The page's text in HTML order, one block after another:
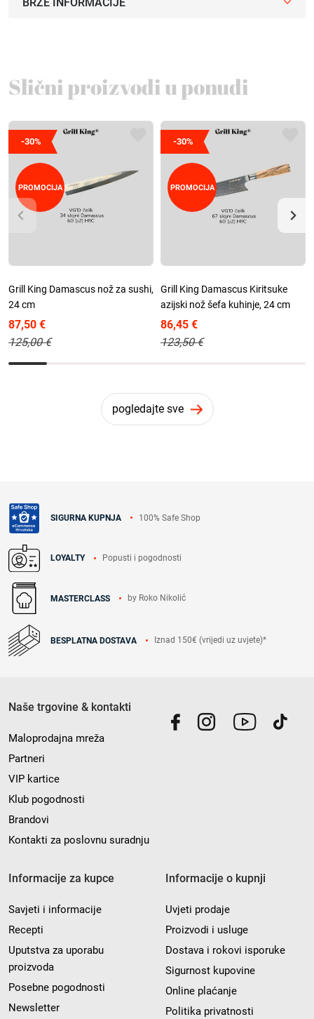
Slični proizvodi u ponudi
-30%
PROMOCIJA
Grill King Damascus nož za sushi,
24 cm
87,50 €
125,00 €
-30%
PROMOCIJA
Grill King Damascus Kiritsuke
azijski nož šefa kuhinje, 24 cm
86,45 €
123,50 €
pogledajte sve
SIGURNA KUPNJA 100% Safe Shop
LOYALTY Popusti i pogodnosti
MASTERCLASS by Roko Nikolić
BESPLATNA DOSTAVA Iznad 150€ (vrijedi uz uvjete)*
Naše trgovine & kontakti
Maloprodajna mreža
Partneri
VIP kartice
Klub pogodnosti
Brandovi
Kontakti za poslovnu suradnju
Informacije za kupce
Savjeti i informacije
Recepti
Uputstva za uporabu
proizvoda
Posebne pogodnosti
Newsletter
Informacije o kupnji
Uvjeti prodaje
Proizvodi i usluge
Dostava i rokovi isporuke
Sigurnost kupovine
Online plaćanje
Politika privatnosti